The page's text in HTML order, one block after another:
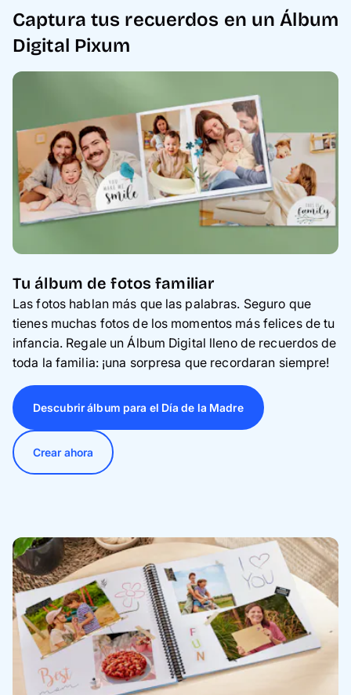
Captura tus recuerdos en un Álbum
Digital Pixum
Tu álbum de fotos familiar
Las fotos hablan más que las palabras. Seguro que
tienes muchas fotos de los momentos más felices de tu
infancia. Regale un Álbum Digital lleno de recuerdos de
toda la familia: ¡una sorpresa que recordaran siempre!
Descubrir álbum para el Día de la Madre
Crear ahora